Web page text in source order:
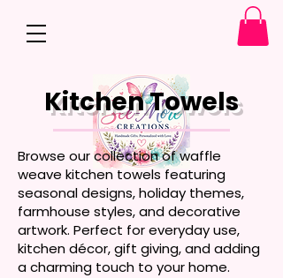
Kitchen Towels
Browse our collection of waffle
weave kitchen towels featuring
seasonal designs, holiday themes,
farmhouse styles, and decorative
artwork. Perfect for everyday use,
kitchen décor, gift giving, and adding
a charming touch to your home.